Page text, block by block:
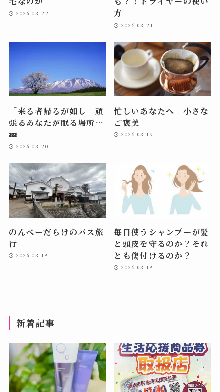
2026-03-22
方
2026-03-21
「来る者帰るが如し」頑
張るあなたが眠る場所…
💤
2026-03-20
忙しいあなたへ 小さな
ご褒美
2026-03-19
のんべーだらけのバス旅
行
2026-03-18
毎日使うシャンプーが髪
と頭皮を守るのか？それ
とも傷付けるのか？
2026-03-18
新着記事